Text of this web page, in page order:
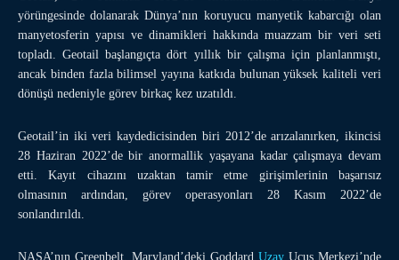
yörüngesinde dolanarak Dünya’nın koruyucu manyetik kabarcığı olan
manyetosferin yapısı ve dinamikleri hakkında muazzam bir veri seti
topladı. Geotail başlangıçta dört yıllık bir çalışma için planlanmıştı,
ancak binden fazla bilimsel yayına katkıda bulunan yüksek kaliteli veri
dönüşü nedeniyle görev birkaç kez uzatıldı.
Geotail’in iki veri kaydedicisinden biri 2012’de arızalanırken, ikincisi
28 Haziran 2022’de bir anormallik yaşayana kadar çalışmaya devam
etti. Kayıt cihazını uzaktan tamir etme girişimlerinin başarısız
olmasının ardından, görev operasyonları 28 Kasım 2022’de
sonlandırıldı.
NASA’nın Greenbelt, Maryland’deki Goddard Uzay Uçuş Merkezi’nde